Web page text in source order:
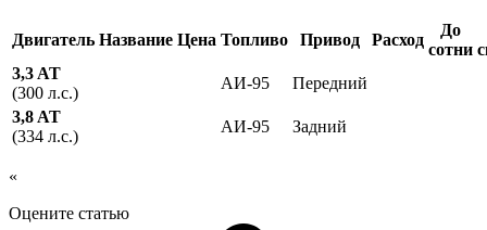
Двигатель Название Цена Топливо Привод Расход
До
сотни
3,3 AT
(300 л.с.)
АИ-95
Передний
3,8 AT
(334 л.с.)
АИ-95 Задний
«
Оцените статью